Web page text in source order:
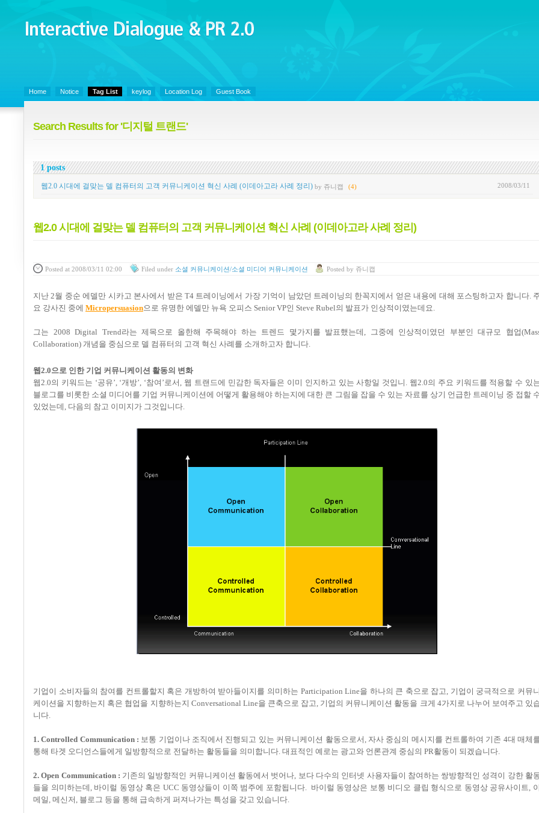
Interactive Dialogue &
PR 2.0
Home Notice Tag List keylog Location Log Guest Book
Search Results for '디지털 트랜드'
1 posts
2008/03/11
웹2.0 시대에 걸맞는 델 컴퓨터의 고객 커뮤니케이션 혁신 사례 (이데아고라 사례 정리) by 쥬니캡 (4)
웹2.0 시대에 걸맞는 델 컴퓨터의 고객 커뮤니케이션 혁신 사례 (이데아고라 사례 정리)
Posted at 2008/03/11 02:00 Filed under 소셜 커뮤니케이션/소셜 미디어 커뮤니케이션 Posted by 쥬니캡
지난 2월 중순 에델만 시카고 본사에서 받은 T4 트레이닝에서 가장 기억이 남았던 트레이닝의 한꼭지에서 얻은 내용에 대해 포스팅하고자 합니다.
요 강사진 중에 Micropersuasion으로 유명한 에델만 뉴욕 오피스 Senior VP인 Steve Rubel의 발표가 인상적이였는데요.
그는 2008 Digital Trend라는 제목으로 올한해 주목해야 하는 트렌드 몇가지를 발표했는데, 그중에 인상적이였던 부분인 대규모 협업
Collaboration) 개념을 중심으로 델 컴퓨터의 고객 혁신 사례를 소개하고자 합니다.
웹2.0으로 인한 기업 커뮤니케이션 활동의 변화
웹2.0의 키워드는 ‘공유’, ‘개방’, ‘참여’로서, 웹 트랜드에 민감한 독자들은 이미 인지하고 있는 사항일 것입니. 웹2.0의 주요 키워드를 적용할 수 있
블로그를 비롯한 소셜 미디어를 기업 커뮤니케이션에 어떻게 활용해야 하는지에 대한 큰 그림을 잡을 수 있는 자료를 상기 언급한 트레이닝 중 접할
있었는데, 다음의 참고 이미지가 그것입니다.
기업이 소비자들의 참여를 컨트롤할지 혹은 개방하여 받아들이지를 의미하는 Participation Line을 하나의 큰 축으로 잡고, 기업이 궁극적으로 커뮤니
케이션을 지향하는지 혹은 협업을 지향하는지 Conversational Line을 큰축으로 잡고, 기업의 커뮤니케이션 활동을 크게 4가지로 나누어 보여주고 있
니다.
1. Controlled Communication : 보통 기업이나 조직에서 진행되고 있는 커뮤니케이션 활동으로서, 자사 중심의 메시지를 컨트롤하여 기존 4대 매체
통해 타겟 오디언스들에게 일방향적으로 전달하는 활동들을 의미합니다. 대표적인 예로는 광고와 언론관계 중심의 PR활동이 되겠습니다.
2. Open Communication : 기존의 일방향적인 커뮤니케이션 활동에서 벗어나, 보다 다수의 인터넷 사용자들이 참여하는 쌍방향적인 성격이 강한 활
들을 의미하는데, 바이럴 동영상 혹은 UCC 동영상들이 이쪽 범주에 포함됩니다. 바이럴 동영상은 보통 비디오 클립 형식으로 동영상 공유사이트, 이
메일, 메신저, 블로그 등을 통해 급속하게 퍼져나가는 특성을 갖고 있습니다.